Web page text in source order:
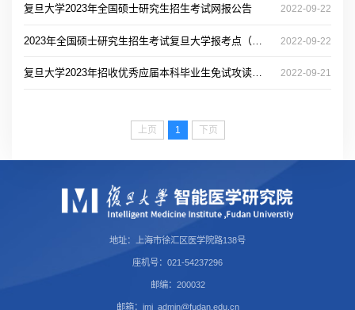
复旦大学2023年全国硕士研究生招生考试网报公告 2022-09-22
2022-09-22
复旦大学2023年招收优秀应届本科毕业生免试攻读研究生章程 2022-09-21
上页 1 下页
地址：上海市徐汇区医学院路138号
座机号：021-54237296
邮编：200032
邮箱：imi_admin@fudan.edu.cn